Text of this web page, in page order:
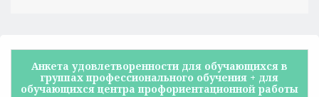
Анкета удовлетворенности для обучающихся в
группах профессионального обучения + для
обучающихся центра профориентационной работы